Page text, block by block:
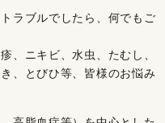
ラブルでしたら、何でもご
、ニキビ、水虫、たむし、
、とびひ等、皆様のお悩み